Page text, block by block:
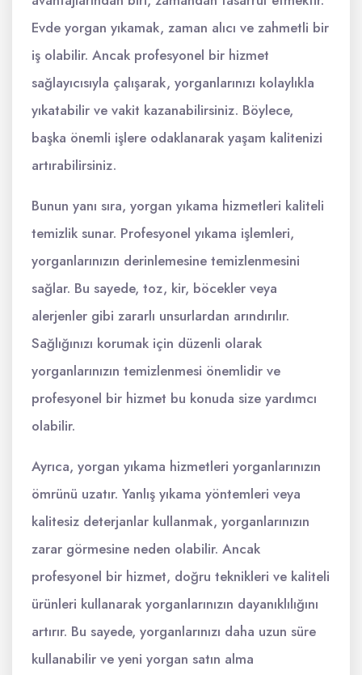
Evde yorgan yıkamak, zaman alıcı ve zahmetli bir
iş olabilir. Ancak profesyonel bir hizmet
sağlayıcısıyla çalışarak, yorganlarınızı kolaylıkla
yıkatabilir ve vakit kazanabilirsiniz. Böylece,
başka önemli işlere odaklanarak yaşam kalitenizi
artırabilirsiniz.
Bunun yanı sıra, yorgan yıkama hizmetleri kaliteli
temizlik sunar. Profesyonel yıkama işlemleri,
yorganlarınızın derinlemesine temizlenmesini
sağlar. Bu sayede, toz, kir, böcekler veya
alerjenler gibi zararlı unsurlardan arındırılır.
Sağlığınızı korumak için düzenli olarak
yorganlarınızın temizlenmesi önemlidir ve
profesyonel bir hizmet bu konuda size yardımcı
olabilir.
Ayrıca, yorgan yıkama hizmetleri yorganlarınızın
ömrünü uzatır. Yanlış yıkama yöntemleri veya
kalitesiz deterjanlar kullanmak, yorganlarınızın
zarar görmesine neden olabilir. Ancak
profesyonel bir hizmet, doğru teknikleri ve kaliteli
ürünleri kullanarak yorganlarınızın dayanıklılığını
artırır. Bu sayede, yorganlarınızı daha uzun süre
kullanabilir ve yeni yorgan satın alma